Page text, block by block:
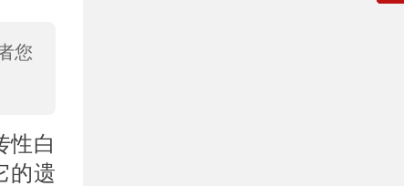
您
性白
的遗